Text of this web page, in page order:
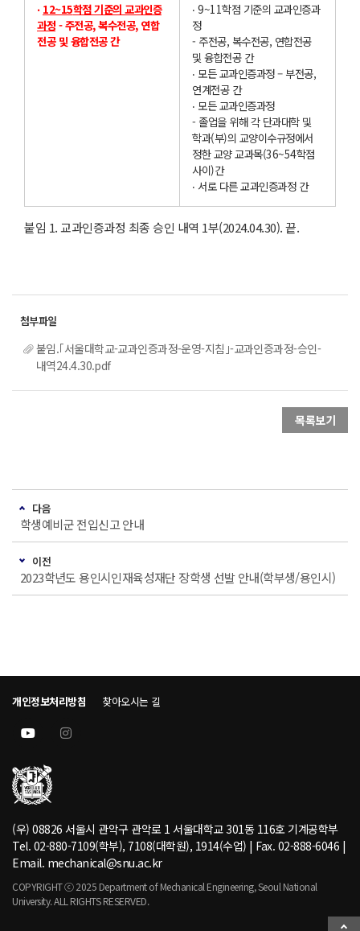
‧ 12~15학점 기준의 교과인증
과정 - 주전공, 복수전공, 연합
전공 및 융합전공 간
‧ 9~11학점 기준의 교과인증과
정
- 주전공, 복수전공, 연합전공
및 융합전공 간
‧ 모든 교과인증과정 – 부전공,
연계전공 간
‧ 모든 교과인증과정
- 졸업을 위해 각 단과대학 및
학과(부)의 교양이수규정에서
정한 교양 교과목(36~54학점
사이)간
‧ 서로 다른 교과인증과정 간
붙임 1. 교과인증과정 최종 승인 내역 1부(2024.04.30). 끝.
붙임.｢서울대학교-교과인증과정-운영-지침｣-교과인증과정-승인-
내역24.4.30.pdf
목록보기
다음
학생예비군 전입신고 안내
이전
2023학년도 용인시인재육성재단 장학생 선발 안내(학부생/용인시)
개인정보처리방침 찾아오시는 길
(우) 08826 서울시 관악구 관악로 1 서울대학교 301동 116호 기계공학부
Tel. 02-880-7109(학부), 7108(대학원), 1914(수업) | Fax. 02-888-6046 |
Email. mechanical@snu.ac.kr
COPYRIGHT ⓒ 2025 Department of Mechanical Engineering, Seoul National
University. ALL RIGHTS RESERVED.